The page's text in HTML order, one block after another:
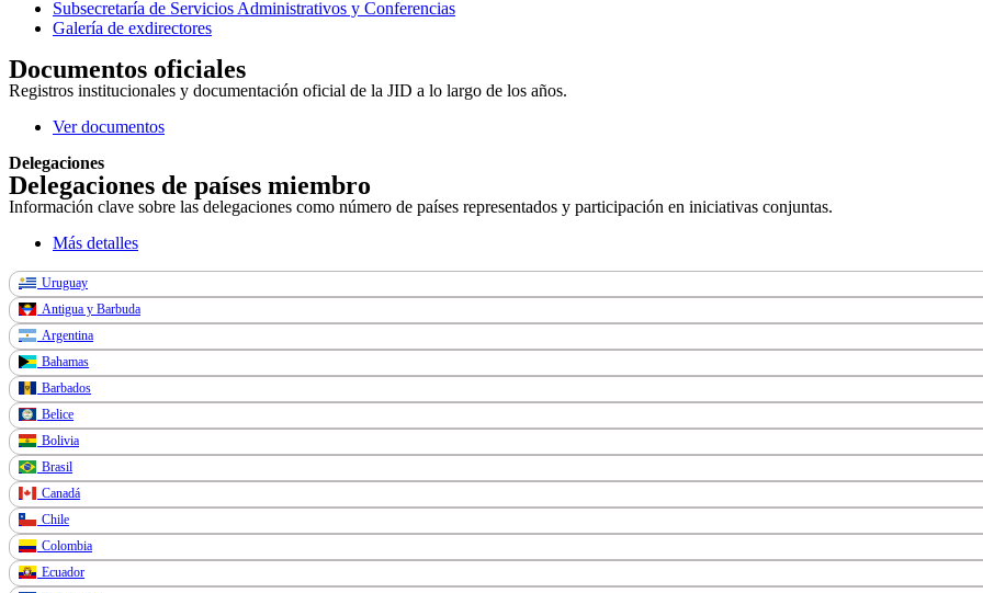
Subsecretaría de Servicios Administrativos y Conferencias
Galería de exdirectores
Documentos oficiales
Registros institucionales y documentación oficial de la JID a lo largo de los años.
Ver documentos
Delegaciones
Delegaciones de países miembro
Información clave sobre las delegaciones como número de países representados y participación en iniciativas conjuntas.
Más detalles
Uruguay
Antigua y Barbuda
Argentina
Bahamas
Barbados
Belice
Bolivia
Brasil
Canadá
Chile
Colombia
Ecuador